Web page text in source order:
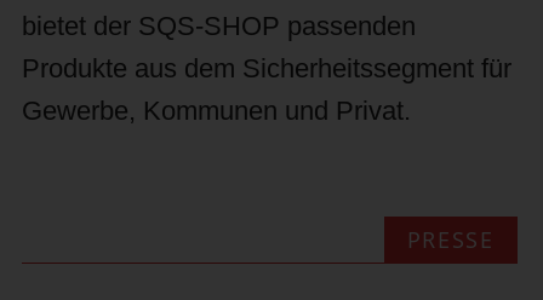
bietet der SQS-SHOP passenden
Produkte aus dem Sicherheitssegment für
Gewerbe, Kommunen und Privat.
PRESSE